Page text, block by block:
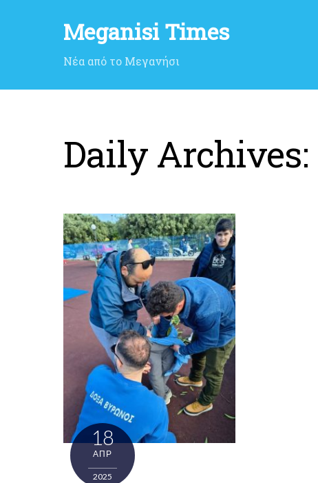
Meganisi Times
Νέα από το Μεγανήσι
Daily Archives:
18
ΑΠΡ
2025